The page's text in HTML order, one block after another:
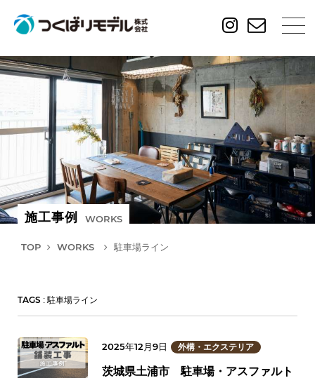
施工事例 WORKS
TOP WORKS 駐車場ライン
TAGS : 駐車場ライン
2025年12月9日 外構・エクステリア
茨城県土浦市 駐車場・アスファルト